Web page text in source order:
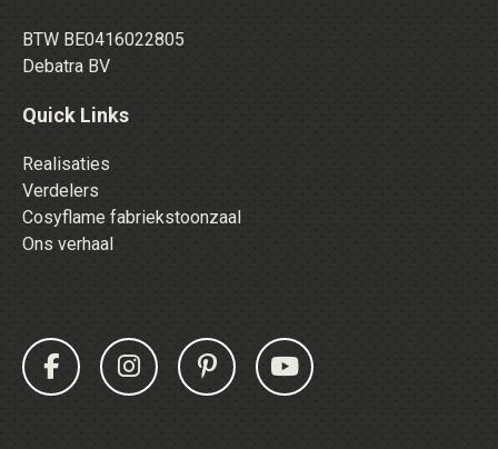
BTW BE0416022805
Debatra BV
Quick Links
Realisaties
Verdelers
Cosyflame fabriekstoonzaal
Ons verhaal